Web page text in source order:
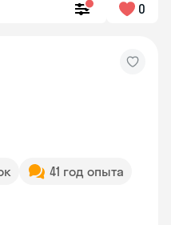
0
41 год опыта